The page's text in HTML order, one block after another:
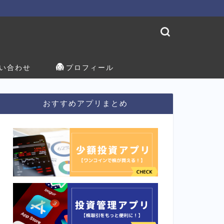
合わせ プロフィール
おすすめアプリまとめ